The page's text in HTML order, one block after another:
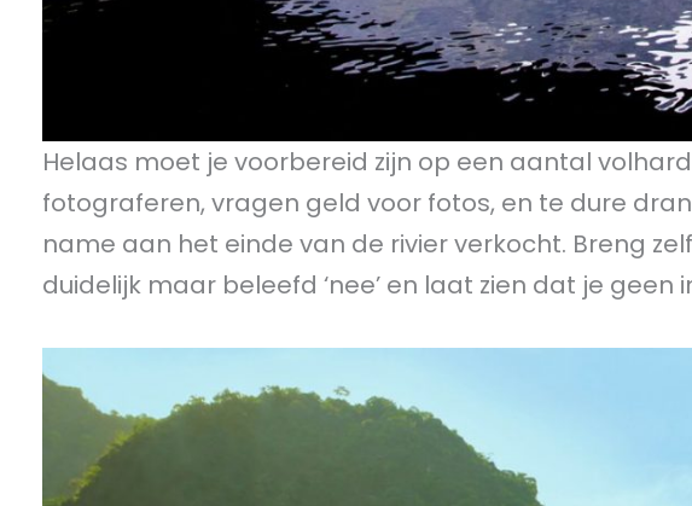
Helaas moet je voorbereid zijn op een aantal
fotograferen, vragen geld voor fotos, en te dure
name aan het einde van de rivier verkocht. Breng
duidelijk maar beleefd ‘nee’ en laat zien dat je geen